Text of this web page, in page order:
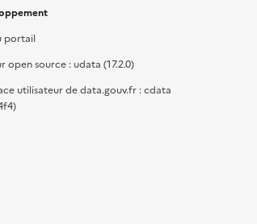
portail
open source : udata (17.2.0)
utilisateur de data.gouv.fr : cdata